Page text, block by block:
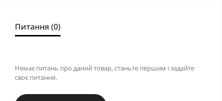
Питання (0)
Немає питань про даний товар, станьте першим і задайте
своє питання.